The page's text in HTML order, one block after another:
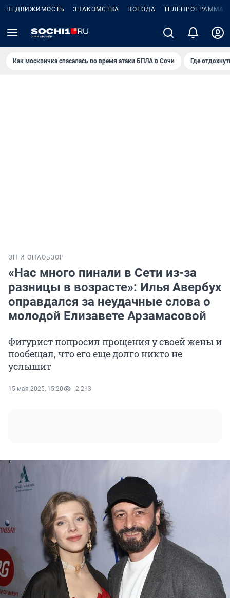
НЕДВИЖИМОСТЬ ЗНАКОМСТВА ПОГОДА ТЕЛЕПРОГРАММА
Как москвичка спасалась во время атаки БПЛА в Сочи Где
ОН И ОНАОБЗОР
«Нас много пинали в Сети из-за
разницы в возрасте»: Илья Авербух
оправдался за неудачные слова о
молодой Елизавете Арзамасовой
Фигурист попросил прощения у своей жены и
пообещал, что его еще долго никто не
услышит
15 мая 2025, 15:20 2 213